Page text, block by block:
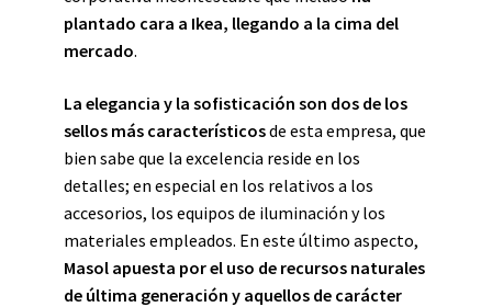
plantado cara a Ikea, llegando a la cima del
mercado.
La elegancia y la sofisticación son dos de los
sellos más característicosde esta empresa, que
bien sabe que la excelencia reside en los
detalles; en especial en los relativos a los
accesorios, los equipos de iluminación y los
materiales empleados. En este último aspecto,
Masol apuesta por el uso de recursos naturales
de última generación y aquellos de carácter